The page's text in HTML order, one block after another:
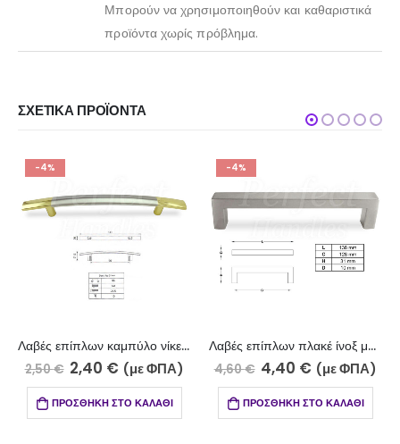
Μπορούν να χρησιμοποιηθούν και καθαριστικά
προϊόντα χωρίς πρόβλημα.
ΣΧΕΤΙΚΆ ΠΡΟΪΌΝΤΑ
-4%
Λαβές επίπλων καμπύλο νίκελ ματ-επίχρυσο 701-0010/96
2,50€ 2,40 € (με ΦΠΑ)
ΠΡΟΣΘΉΚΗ ΣΤΟ ΚΑΛΆΘΙ
-4%
Λαβές επίπλων πλακέ ίνοξ ματ 714-13/128
4,60€ 4,40 € (με ΦΠΑ)
ΠΡΟΣΘΉΚΗ ΣΤΟ ΚΑΛΆΘΙ